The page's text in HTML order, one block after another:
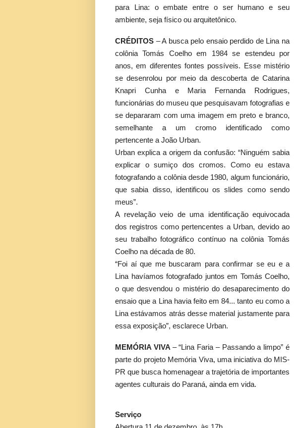
para Lina: o embate entre o ser humano e seu
ambiente, seja físico ou arquitetônico.
CRÉDITOS – A busca pelo ensaio perdido de Lina na
colônia Tomás Coelho em 1984 se estendeu por
anos, em diferentes fontes possíveis. Esse mistério
se desenrolou por meio da descoberta de Catarina
Knapri Cunha e Maria Fernanda Rodrigues,
funcionárias do museu que pesquisavam fotografias e
se depararam com uma imagem em preto e branco,
semelhante a um cromo identificado como
pertencente a João Urban.
Urban explica a origem da confusão: “Ninguém sabia
explicar o sumiço dos cromos. Como eu estava
fotografando a colônia desde 1980, algum funcionário,
que sabia disso, identificou os slides como sendo
meus”.
A revelação veio de uma identificação equivocada
dos registros como pertencentes a Urban, devido ao
seu trabalho fotográfico contínuo na colônia Tomás
Coelho na década de 80.
“Foi aí que me buscaram para confirmar se eu e a
Lina havíamos fotografado juntos em Tomás Coelho,
o que desvendou o mistério do desaparecimento do
ensaio que a Lina havia feito em 84... tanto eu como a
Lina estávamos atrás desse material justamente para
essa exposição”, esclarece Urban.
MEMÓRIA VIVA – “Lina Faria – Passando a limpo” é
parte do projeto Memória Viva, uma iniciativa do MIS-
PR que busca homenagear a trajetória de importantes
agentes culturais do Paraná, ainda em vida.
Serviço